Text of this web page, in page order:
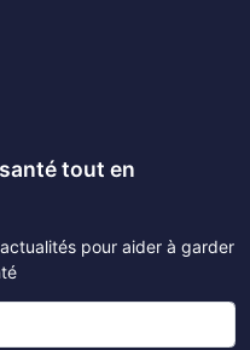
tout en
pour aider à garder